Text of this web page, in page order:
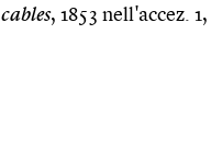
cables, 1853 nell'accez.